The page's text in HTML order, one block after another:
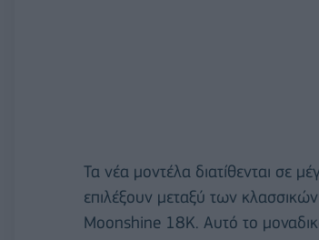
Τα νέα μοντέλα διατίθενται σε
επιλέξουν μεταξύ των
Moonshine 18K. Αυτό το